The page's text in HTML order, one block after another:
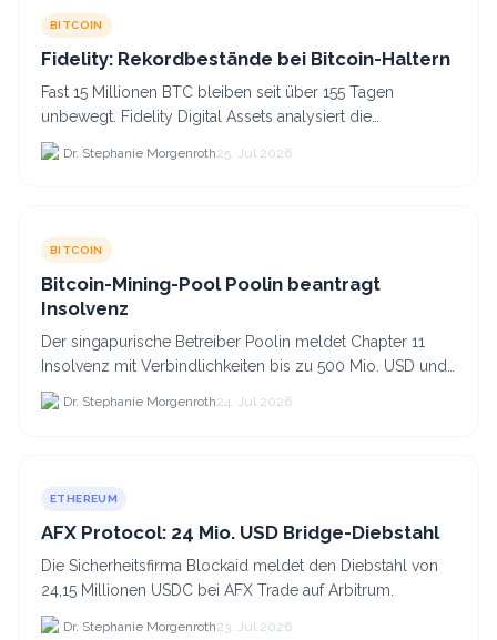
BITCOIN
Fidelity: Rekordbestände bei Bitcoin-Haltern
Fast 15 Millionen BTC bleiben seit über 155 Tagen
unbewegt. Fidelity Digital Assets analysiert die
Anlegerüberzeugung trotz Kursverlusten und einem
BTC-Preis.
Dr. Stephanie Morgenroth25. Jul 2026
BITCOIN
Bitcoin-Mining-Pool Poolin beantragt
Insolvenz
Der singapurische Betreiber Poolin meldet Chapter 11
Insolvenz mit Verbindlichkeiten bis zu 500 Mio. USD und
plant den Verkauf zweier Texas-Standorte für.
Dr. Stephanie Morgenroth24. Jul 2026
ETHEREUM
AFX Protocol: 24 Mio. USD Bridge-Diebstahl
Die Sicherheitsfirma Blockaid meldet den Diebstahl von
24,15 Millionen USDC bei AFX Trade auf Arbitrum.
Dr. Stephanie Morgenroth23. Jul 2026